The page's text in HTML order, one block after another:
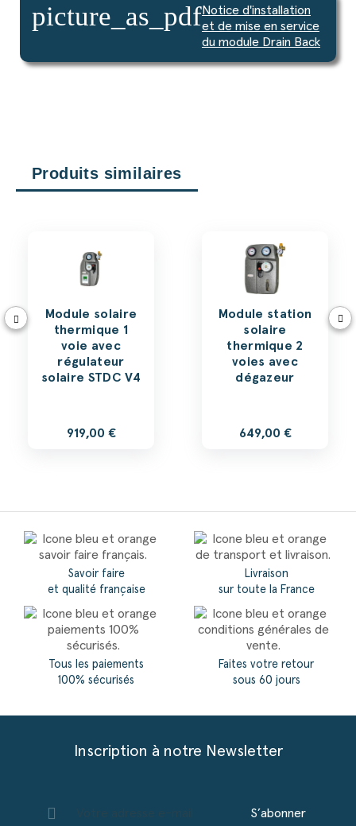
picture_as_pdfNotice d'installation
et de mise en service
du module Drain Back
Produits similaires
Module solaire
thermique 1
voie avec
régulateur
solaire STDC V4
919,00 €
Module station
solaire
thermique 2
voies avec
dégazeur
649,00 €
Savoir faire
et qualité française
Tous les paiements
100% sécurisés
Livraison
sur toute la France
Faites votre retour
sous 60 jours
Inscription à notre Newsletter
S’abonner